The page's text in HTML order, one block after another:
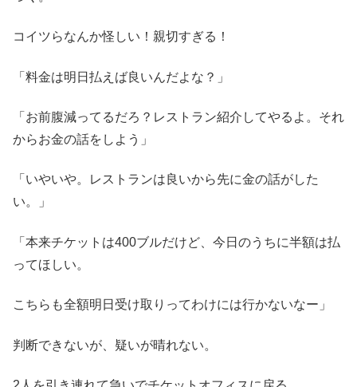
コイツらなんか怪しい！親切すぎる！
「料金は明日払えば良いんだよな？」
「お前腹減ってるだろ？レストラン紹介してやるよ。それ
からお金の話をしよう」
「いやいや。レストランは良いから先に金の話がした
い。」
「本来チケットは400ブルだけど、今日のうちに半額は払
ってほしい。
こちらも全額明日受け取りってわけには行かないなー」
判断できないが、疑いが晴れない。